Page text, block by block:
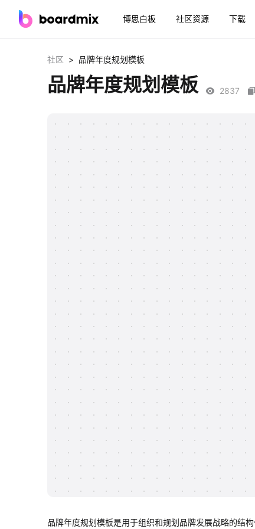
博思白板 社区资源 下载
社区 > 品牌年度规划模板
品牌年度规划模板 2837
品牌年度规划模板是用于组织和规划品牌发展战略的结